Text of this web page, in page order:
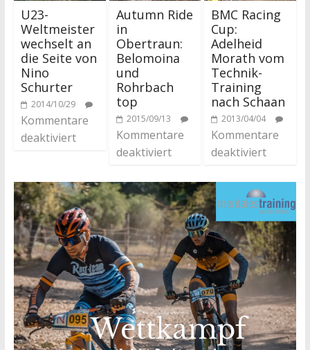
U23-
Weltmeister
wechselt an
die Seite von
Nino
Schurter
2014/10/29
Kommentare
deaktiviert
Autumn Ride
in
Obertraun:
Belomoina
und
Rohrbach
top
2015/09/13
Kommentare
deaktiviert
BMC Racing
Cup:
Adelheid
Morath vom
Technik-
Training
nach Schaan
2013/04/04
Kommentare
deaktiviert